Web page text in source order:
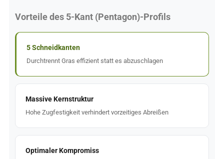
Vorteile des 5-Kant (Pentagon)-Profils
5 Schneidkanten
Durchtrennt Gras effizient statt es abzuschlagen
Massive Kernstruktur
Hohe Zugfestigkeit verhindert vorzeitiges Abreißen
Optimaler Kompromiss